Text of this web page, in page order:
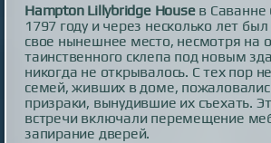
Hampton Lillybridge Houseв Саванне
1797 году и через несколько лет
свое нынешнее место, несмотря на
таинственного склепа под новым
никогда не открывалось. С тех пор
семей, живших в доме,
призраки, вынудившие их съехать.
встречи включали перемещение
запирание дверей.